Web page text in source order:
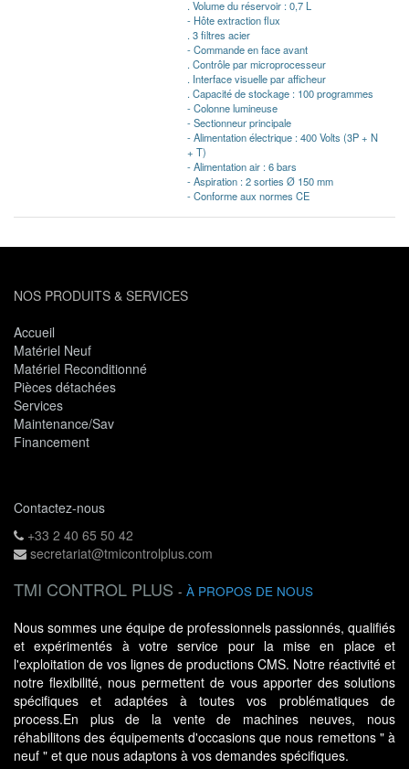
. Volume du réservoir : 0,7 L
- Hôte extraction flux
. 3 filtres acier
- Commande en face avant
. Contrôle par microprocesseur
. Interface visuelle par afficheur
. Capacité de stockage : 100 programmes
- Colonne lumineuse
- Sectionneur principale
- Alimentation électrique : 400 Volts (3P + N
+ T)
- Alimentation air : 6 bars
- Aspiration : 2 sorties Ø 150 mm
- Conforme aux normes CE
NOS PRODUITS & SERVICES
Accueil
Matériel Neuf
Matériel Reconditionné
Pièces détachées
Services
Maintenance/Sav
Financement
Contactez-nous
+33 2 40 65 50 42
secretariat@tmicontrolplus.com
TMI CONTROL PLUS - À PROPOS DE NOUS
Nous sommes une équipe de professionnels passionnés, qualifiés
et expérimentés à votre service pour la mise en place et
l'exploitation de vos lignes de productions CMS. Notre réactivité et
notre flexibilité, nous permettent de vous apporter des solutions
spécifiques et adaptées à toutes vos problématiques de
process.En plus de la vente de machines neuves, nous
réhabilitons des équipements d'occasions que nous remettons " à
neuf " et que nous adaptons à vos demandes spécifiques.